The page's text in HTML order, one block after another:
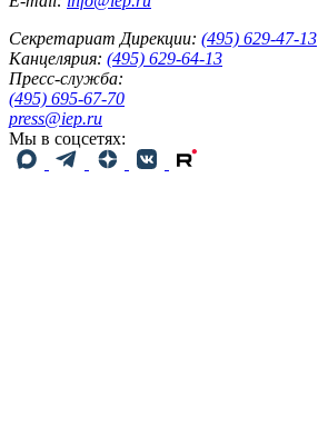
Секретариат Дирекции: (495) 629-47-13
Канцелярия: (495) 629-64-13
Пресс-служба:
(495) 695-67-70
press@iep.ru
Мы в соцсетях: